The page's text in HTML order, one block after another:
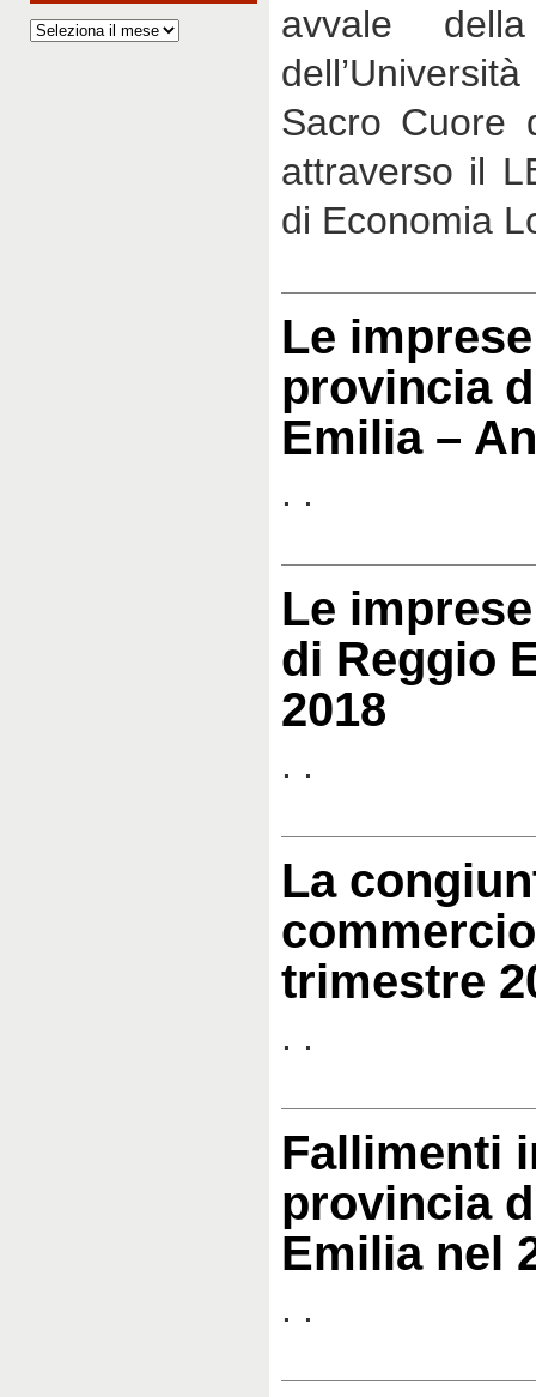
avvale della
Sacro Cuore
attraverso il
di Economia
Le
provincia
Emilia –
. .
Le
di Reggio
2018
. .
La
trimestre
. .
Fallimenti
provincia
Emilia nel
. .